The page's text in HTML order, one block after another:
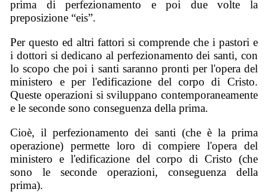
prima di perfezionamento e poi due volte la
preposizione “eis”.
Per questo ed altri fattori si comprende che i pastori e
i dottori si dedicano al perfezionamento dei santi, con
lo scopo che poi i santi saranno pronti per l'opera del
ministero e per l'edificazione del corpo di Cristo.
Queste operazioni si sviluppano contemporaneamente
e le seconde sono conseguenza della prima.
Cioè, il perfezionamento dei santi (che è la prima
operazione) permette loro di compiere l'opera del
ministero e l'edificazione del corpo di Cristo (che
sono le seconde operazioni, conseguenza della
prima).